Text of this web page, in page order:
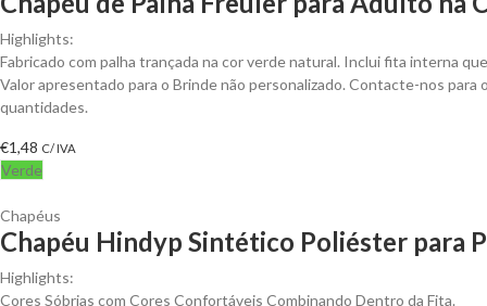
Highlights:
Fabricado com palha trançada na cor verde natural. Inclui fita interna
Valor apresentado para o Brinde não personalizado. Contacte-nos
quantidades.
€1,48 C/ IVA
Verde
Chapéus
Chapéu Hindyp Sintético Poliéster para
Highlights:
Cores Sóbrias com Cores Confortáveis ​​Combinando Dentro da Fita.